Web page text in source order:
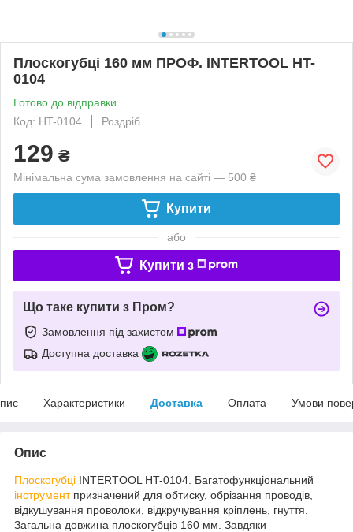
Плоскогубці 160 мм ПРОФ. INTERTOOL HT-
0104
Готово до відправки
Код: HT-0104
Роздріб
129 ₴
Мінімальна сума замовлення на сайті — 500 ₴
Купити
або
Купити з
Що таке купити з Пром?
Замовлення під захистом
Доступна доставка
Характеристики Доставка Оплата Умови
Опис
Плоскогубці INTERTOOL HT-0104. Багатофункціональний
інструментпризначений для обтиску, обрізання проводів,
відкушування проволоки, відкручування кріплень, гнуття.
Загальна довжина плоскогубців 160 мм. Завдяки